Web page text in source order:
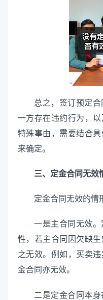
总之，签订预定
一方存在违约行为，
特殊事由，需要结合
来确定。
三、定金合同无效
定金合同无效的情
一是主合同无效
性，若主合同因欠缺
之无效。例如，买卖
金合同亦无效。
二是定金合同本